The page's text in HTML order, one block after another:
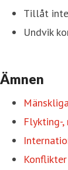
Tillåt
Undvik
Ämnen
Flykting-
Konflikter